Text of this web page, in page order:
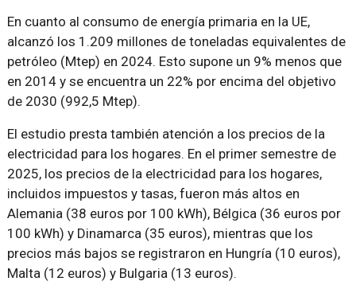
En cuanto al consumo de energía primaria en la UE,
alcanzó los 1.209 millones de toneladas equivalentes de
petróleo (Mtep) en 2024. Esto supone un 9% menos que
en 2014 y se encuentra un 22% por encima del objetivo
de 2030 (992,5 Mtep).
El estudio presta también atención a los precios de la
electricidad para los hogares. En el primer semestre de
2025, los precios de la electricidad para los hogares,
incluidos impuestos y tasas, fueron más altos en
Alemania (38 euros por 100 kWh), Bélgica (36 euros por
100 kWh) y Dinamarca (35 euros), mientras que los
precios más bajos se registraron en Hungría (10 euros),
Malta (12 euros) y Bulgaria (13 euros).